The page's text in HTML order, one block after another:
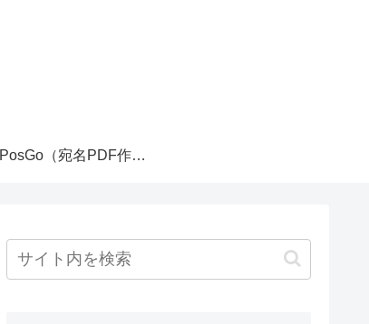
PosGo（宛名PDF作成ツール）